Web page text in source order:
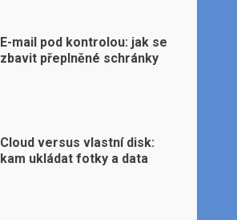
E-mail pod kontrolou: jak se
zbavit přeplněné schránky
Cloud versus vlastní disk:
kam ukládat fotky a data